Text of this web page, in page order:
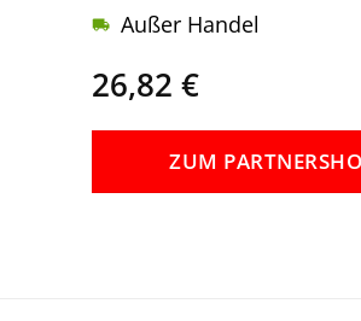
26,82 €
Außer Handel
ZUM